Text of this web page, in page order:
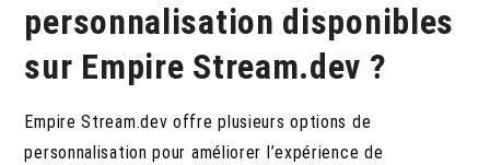
personnalisation disponibles
sur Empire Stream.dev ?
Empire Stream.dev offre plusieurs options de
personnalisation pour améliorer l’expérience de